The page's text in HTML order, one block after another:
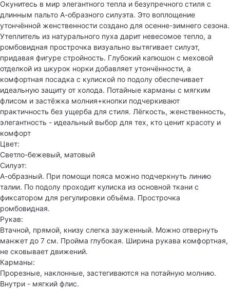
Окунитесь в мир элегантного тепла и безупречного стиля с
длинным пальто А-образного силуэта. Это воплощение
утончённой женственности создано для осенне-зимнего сезона.
Утеплитель из натурального пуха дарит невесомое тепло, а
ромбовидная прострочка визуально вытягивает силуэт,
придавая фигуре стройность. Глубокий капюшон с меховой
отделкой из шкурок норки добавляет утончённости, а
комфортная посадка с кулиской по подолу обеспечивает
идеальную защиту от холода. Потайные карманы с мягким
флисом и застёжка молния+кнопки подчеркивают
практичность без ущерба для стиля. Лёгкость, женственность,
элегантность - идеальный выбор для тех, кто ценит красоту и
комфорт
Цвет:
Светло-бежевый, матовый
Силуэт:
А-образный. При помощи пояса можно подчеркнуть линию
талии. По подолу проходит кулиска из основной ткани с
фиксатором для регулировки объёма. Прострочка
ромбовидная.
Рукав:
Втачной, прямой, книзу слегка зауженный. Можно отвернуть
манжет до 7 см. Пройма глубокая. Ширина рукава комфортная,
не сковывает движений.
Карманы:
Прорезные, наклонные, застегиваются на потайную молнию.
Внутри - мягкий флис.